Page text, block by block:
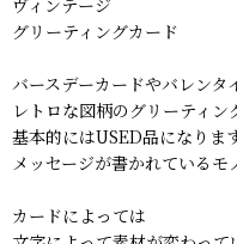
グリーティングカード
バースデーカードやバレンタ
レトロな図柄のグリーティン
基本的にはUSED品になりま
メッセージが書かれているモ
カードによっては